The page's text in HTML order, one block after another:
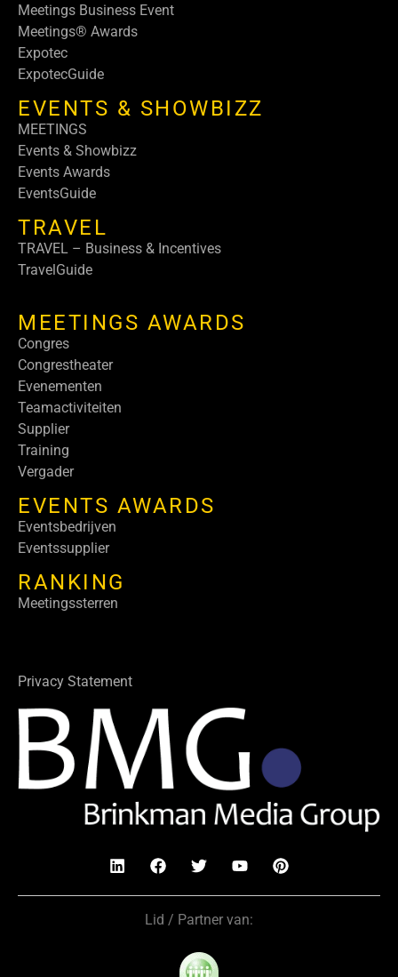
Meetings Business Event
Meetings® Awards
Expotec
ExpotecGuide
EVENTS & SHOWBIZZ
MEETINGS
Events & Showbizz
Events Awards
EventsGuide
TRAVEL
TRAVEL – Business & Incentives
TravelGuide
MEETINGS AWARDS
Congres
Congrestheater
Evenementen
Teamactiviteiten
Supplier
Training
Vergader
EVENTS AWARDS
Eventsbedrijven
Eventssupplier
RANKING
Meetingssterren
Privacy Statement
Lid / Partner van: